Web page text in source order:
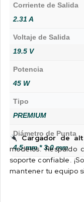
Corriente de Salida
2.31 A
Voltaje de Salida
19.5 V
Potencia
45 W
Tipo
PREMIUM
Diámetro de Punta
4.5 mm * 3.0 mm
Cargador de
modelos. Respaldo
soporte confiable.
mantener tu equipo